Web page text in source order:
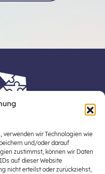
verwenden wir Technologien wie
und/oder darauf
zustimmst, können wir Daten
auf dieser Website
nicht erteilst oder zurückziehst,
Österreichs zentraler
einer
Allgemeinbildung